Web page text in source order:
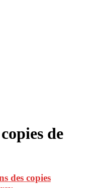
copies de
des copies